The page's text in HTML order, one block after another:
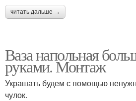
читать дальше →
Ваза напольная
руками. Монтаж
Украшать будем с помощью
чулок.